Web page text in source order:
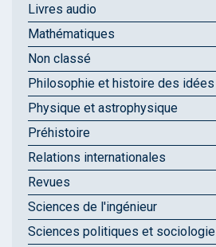
Livres audio
Mathématiques
Non classé
Philosophie et histoire des idées
Physique et astrophysique
Préhistoire
Relations internationales
Revues
Sciences de l'ingénieur
Sciences politiques et sociologie